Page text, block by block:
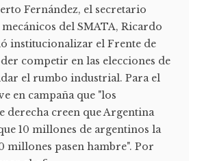
Fernández, el secretario
del SMATA, Ricardo
institucionalizar el Frente de
competir en las elecciones de
el rumbo industrial. Para el
en campaña que "los
derecha creen que Argentina
10 millones de argentinos la
millones pasen hambre". Por